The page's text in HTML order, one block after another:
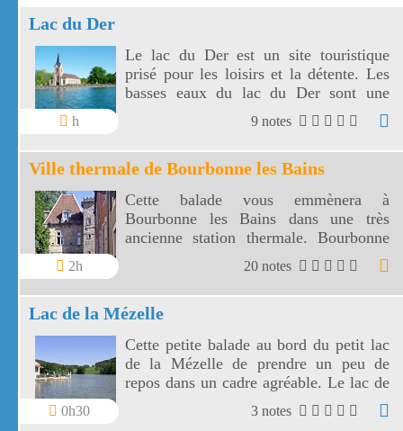
Lac du Der
h
Le lac du Der est un site touristique
prisé pour les loisirs et la détente. Les
basses eaux du lac du Der sont une
halte pour de nombreux oiseaux
9 notes
Ville thermale de Bourbonne les Bains
2h
Cette balade vous emmènera à
Bourbonne les Bains dans une très
ancienne station thermale. Bourbonne
les bains est une petite ville d'environ
2500 habitants entourée de prairies et de
forêts.
20 notes
Lac de la Mézelle
0h30
Cette petite balade au bord du petit lac
de la Mézelle de prendre un peu de
repos dans un cadre agréable. Le lac de
la Mézelle vous donnera l'occasion de
vous initier à la pêche.
3 notes